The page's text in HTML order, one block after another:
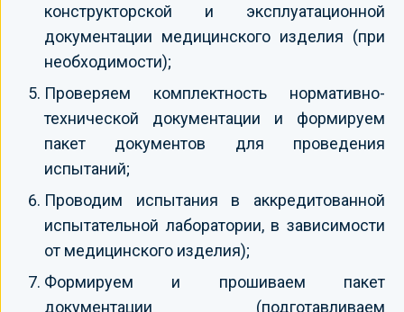
конструкторской и эксплуатационной
документации медицинского изделия (при
необходимости);
Проверяем комплектность нормативно-
технической документации и формируем
пакет документов для проведения
испытаний;
Проводим испытания в аккредитованной
испытательной лаборатории, в зависимости
от медицинского изделия);
Формируем и прошиваем пакет
документации (подготавливаем